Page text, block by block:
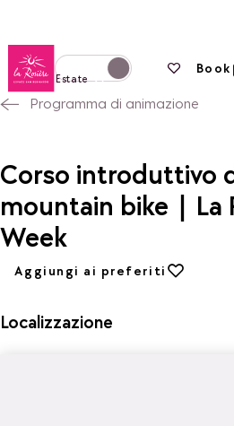
Torna alla home page
Passa alla modalità
Estate
I tuoi
Book
Programma di animazione
Corso introduttivo
mountain bike | La
Week
Aggiungi ai preferiti
Aggiungi ai preferiti
Localizzazione